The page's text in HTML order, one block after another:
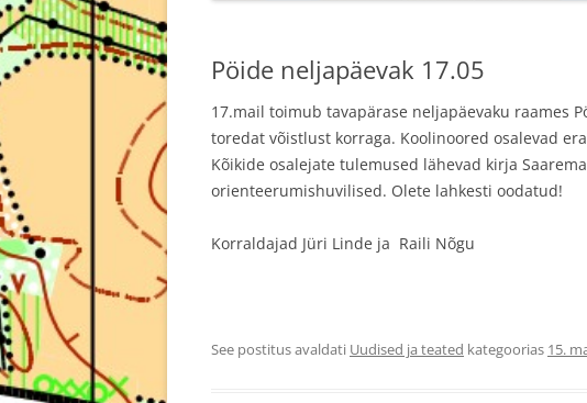
Pöide neljapäevak 17.05
17.mail toimub tavapärase neljapäevaku raames
toredat võistlust korraga. Koolinoored osalevad
Kõikide osalejate tulemused lähevad kirja
orienteerumishuvilised. Olete lahkesti oodatud!
Korraldajad Jüri Linde ja Raili Nõgu
See postitus avaldati Uudised ja teated kategoorias 15.